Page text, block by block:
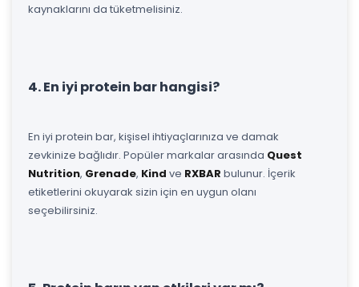
kaynaklarını da tüketmelisiniz.
4. En iyi protein bar hangisi?
En iyi protein bar, kişisel ihtiyaçlarınıza ve damak
zevkinize bağlıdır. Popüler markalar arasında Quest
Nutrition, Grenade, Kind ve RXBAR bulunur. İçerik
etiketlerini okuyarak sizin için en uygun olanı
seçebilirsiniz.